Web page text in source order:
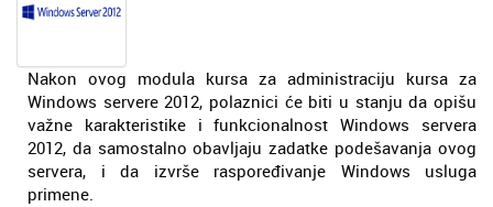
Nakon ovog modula kursa za administraciju kursa za
Windows servere 2012, polaznici će biti u stanju da opišu
važne karakteristike i funkcionalnost Windows servera
2012, da samostalno obavljaju zadatke podešavanja ovog
servera, i da izvrše raspoređivanje Windows usluga
primene.